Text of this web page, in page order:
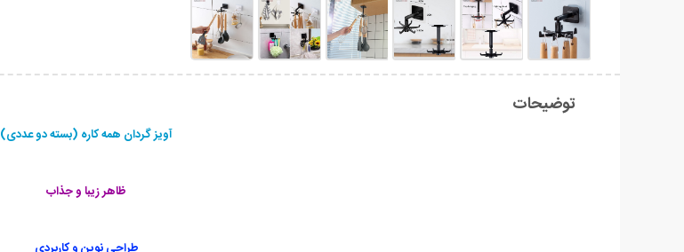
توضیحات
آویز گردان همه کاره (بسته دو عددی)
ظاهر زیبا و جذاب